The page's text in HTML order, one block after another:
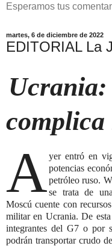
Esperamos tus
martes, 6 de diciembre de 2022
EDITORIAL La
Ucrania:
Ayer entró en
potencias
petróleo ruso.
se trata de
Moscú cuente con
militar en Ucrania. De
integrantes del G7 o por
podrán transportar crudo